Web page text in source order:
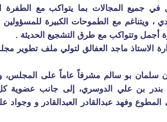
في جميع المجالات بما يتواكب مع الطفرة
، ويتناغم مع الطموحات الكبيرة للمسؤولين
أجمل وتتواكب مع طرق التشجيع الحديثة .
الاستاذ ماجد العفالق لتولي ملف تطوير
سلمان بو سالم مشرفاً عاماً على
بن علي الدوسري، إلى جانب عضوية
وفهد عبدالقادر العبدالقادر و وجواد